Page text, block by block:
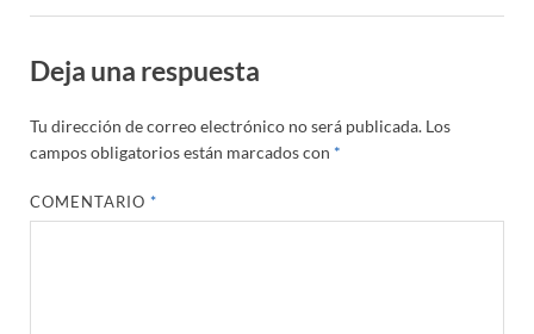
Deja una respuesta
Tu dirección de correo electrónico no será publicada. Los
campos obligatorios están marcados con *
COMENTARIO*